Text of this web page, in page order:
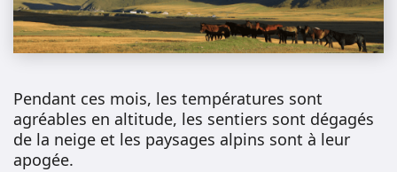
Pendant ces mois, les températures sont
agréables en altitude, les sentiers sont dégagés
de la neige et les paysages alpins sont à leur
apogée.